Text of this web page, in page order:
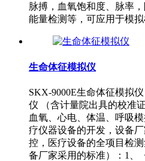
脉搏，血氧饱和度、脉率
能量检测等，可应用于模
生命体征模拟仪
SKX-9000E生命体征模拟
仪 （含计量院出具的校准
血氧、心电、体温、呼吸
疗仪器设备的开发，设备
控，医疗设备的全项目检
备厂家采用的标准）：1、